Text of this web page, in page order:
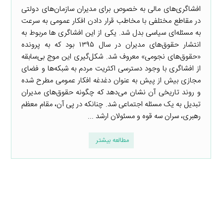
افشاگری‌های مالی به خصوص برای مدیران سازمان‌های دولتی
در مقاطع مختلفی با مخاطب قرار دادن افکار عمومی به سرعت
به مسئله‌ای سیاسی بدل شد. یکی از این افشاگری ها مربوط به
انتشار حقوق‌های مدیران در سال ۱۳۹۵ بود که به پرونده
«حقوق‌های نجومی» معروف شد. شکل‌گیری این موج بی‌سابقه
از افشاگری با وجود دسترسی اکثریت مردم به شبکه‌ها و فضای
مجازی بیش از پیش به عنوان دغدغه افکار عمومی مطرح شده
و روند تاریخی آن نشان می‌دهد که چگونه حقوق‌های مدیران
تبدیل به یک مسئله اجتماعی شد. چنانکه در پی آن، مقام معظم
رهبری، سران سه قوه و مسئولان ارشد ...
مطالعه بیشتر